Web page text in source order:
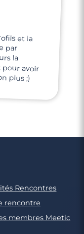
et la
par
la
avoir
plus ;)
Rencontres
rencontre
membres Meetic